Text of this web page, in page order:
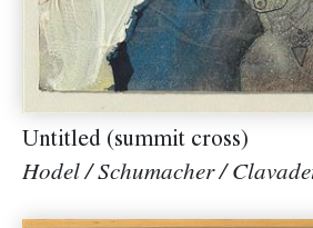
Untitled (summit cross)
Hodel / Schumacher /